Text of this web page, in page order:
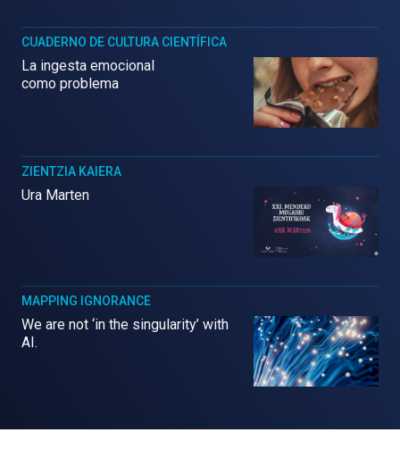
CUADERNO DE CULTURA CIENTÍFICA
La ingesta emocional
como problema
ZIENTZIA KAIERA
Ura Marten
MAPPING IGNORANCE
We are not ‘in the singularity’ with
AI.